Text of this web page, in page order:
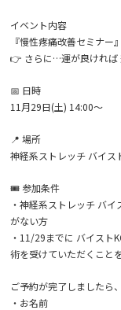
イベント内容
『慢性疼痛改善セミナー』
👉 さらに…運が良ければ
📅 日時
11月29日(土) 14:00〜
📍 場所
神経系ストレッチ バイス
🎟 参加条件
・神経系ストレッチ バ
がない方
・11/29までに バイス
術を受けていただくこと
ご予約が完了しましたら
・お名前